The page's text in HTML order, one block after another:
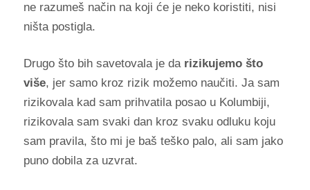
ne razumeš način na koji će je neko koristiti, nisi
ništa postigla.
Drugo što bih savetovala je da rizikujemo što
više, jer samo kroz rizik možemo naučiti. Ja sam
rizikovala kad sam prihvatila posao u Kolumbiji,
rizikovala sam svaki dan kroz svaku odluku koju
sam pravila, što mi je baš teško palo, ali sam jako
puno dobila za uzvrat.